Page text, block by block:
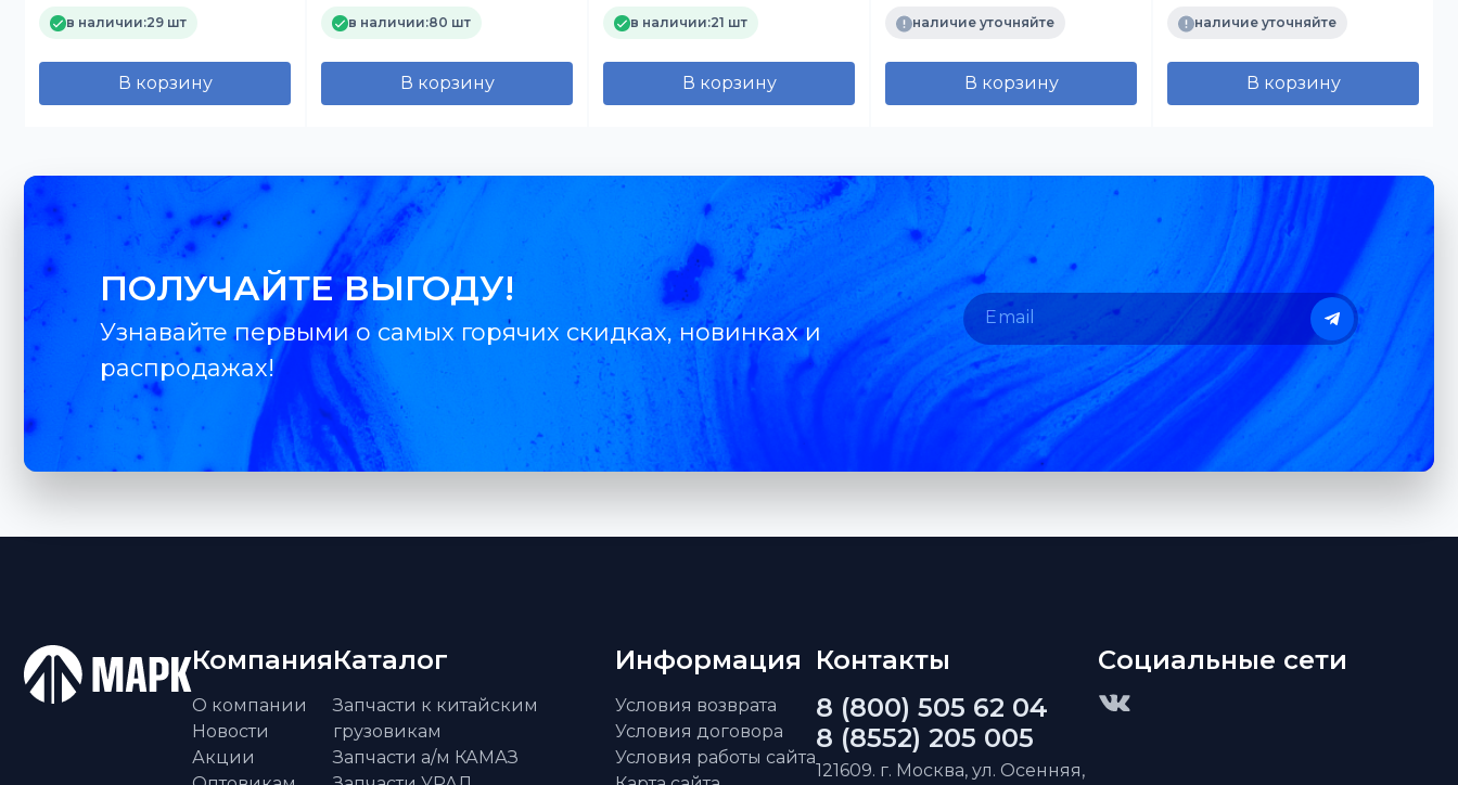
в наличии:29 шт
В корзину
в наличии:80 шт
В корзину
в наличии:21 шт
В корзину
наличие уточняйте
В корзину
наличие уточняйте
В корзину
ПОЛУЧАЙТЕ ВЫГОДУ!
Узнавайте первыми о самых горячих скидках, новинках и
распродажах!
Компания
О компании
Новости
Акции
Каталог
Запчасти к китайским
грузовикам
Запчасти а/м КАМАЗ
Информация
Условия возврата
Условия договора
Условия работы сайта
Контакты
8 (800) 505 62 04
8 (8552) 205 005
121609. г. Москва, ул. Осенняя,
Социальные сети